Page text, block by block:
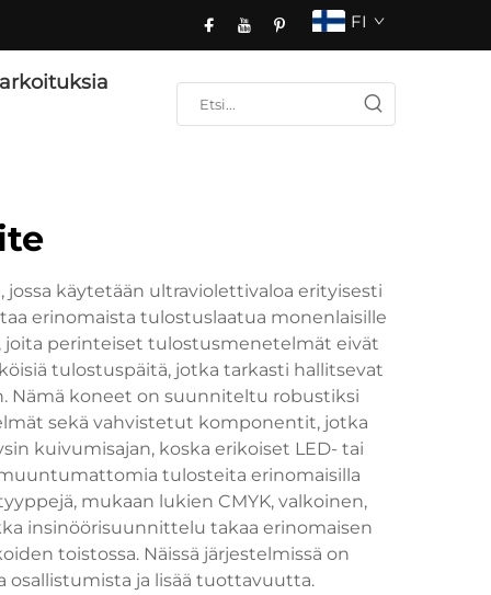
FI
käytetään ultraviolettivaloa erityisesti
erinomaista tulostuslaatua monenlaisille
joita perinteiset tulostusmenetelmät eivät
tulostuspäitä, jotka tarkasti hallitsevat
Nämä koneet on suunniteltu robustiksi
sekä vahvistetut komponentit, jotka
kuivumisajan, koska erikoiset LED- tai
tulosteita erinomaisilla
mukaan lukien CMYK, valkoinen,
insinöörisuunnittelu takaa erinomaisen
toistossa. Näissä järjestelmissä on
ja lisää tuottavuutta.